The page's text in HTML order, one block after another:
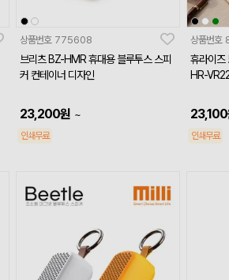
상품번호 775608
브리츠 BZ-HMR 휴대용 블루투스 스피
커 컨테이너 디자인
23,200원 ~
인쇄무료
상품번호
휴라이즈
HR-
23,100
인쇄무료